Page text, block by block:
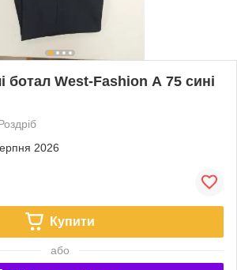
ботал West-Fashion А 75 сині
2026
Купити
або